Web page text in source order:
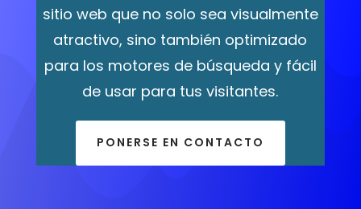
sitio web que no solo sea visualmente
atractivo, sino también optimizado
para los motores de búsqueda y fácil
de usar para tus visitantes.
PONERSE EN CONTACTO